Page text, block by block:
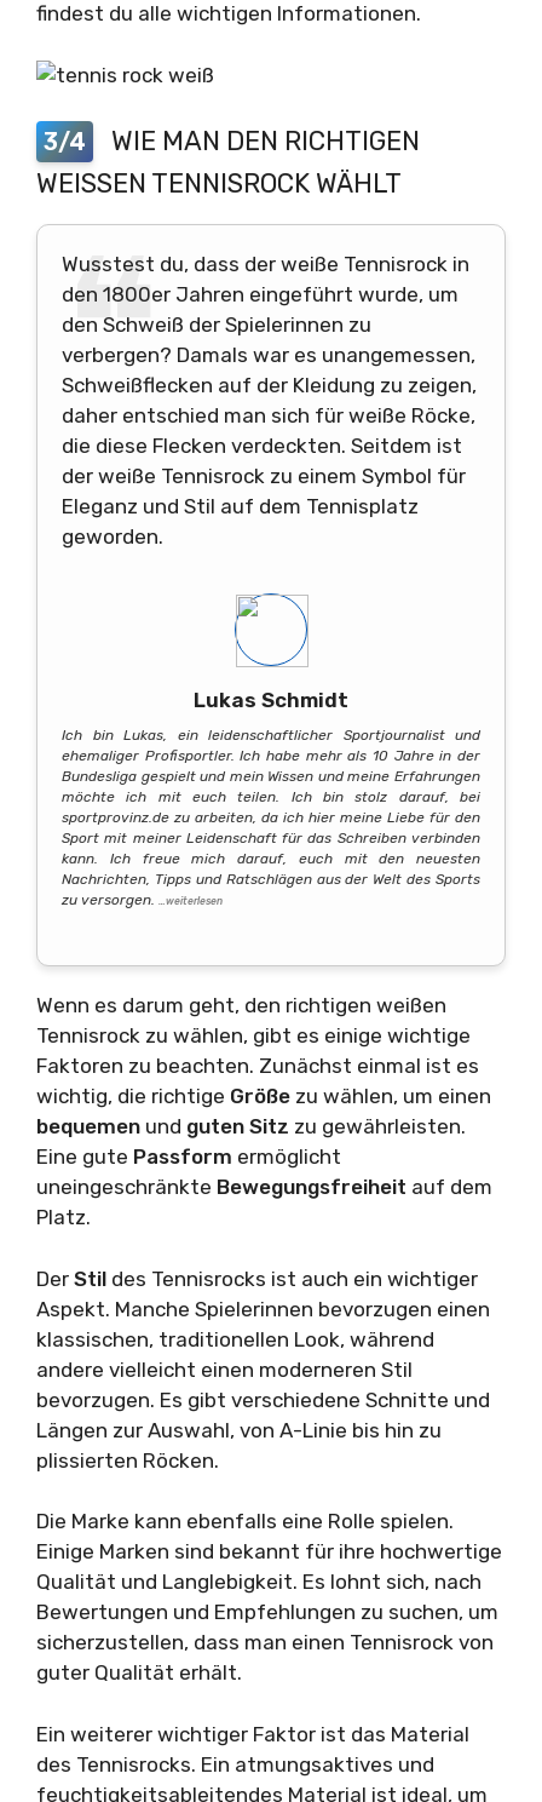
findest du alle wichtigen Informationen.
3/4
WIE MAN DEN RICHTIGEN
WEISSEN TENNISROCK WÄHLT
Wusstest du, dass der weiße Tennisrock in
den 1800er Jahren eingeführt wurde, um
den Schweiß der Spielerinnen zu
verbergen? Damals war es unangemessen,
Schweißflecken auf der Kleidung zu zeigen,
daher entschied man sich für weiße Röcke,
die diese Flecken verdeckten. Seitdem ist
der weiße Tennisrock zu einem Symbol für
Eleganz und Stil auf dem Tennisplatz
geworden.
Lukas Schmidt
Ich bin Lukas, ein leidenschaftlicher Sportjournalist und
ehemaliger Profisportler. Ich habe mehr als 10 Jahre in der
Bundesliga gespielt und mein Wissen und meine Erfahrungen
möchte ich mit euch teilen. Ich bin stolz darauf, bei
sportprovinz.de zu arbeiten, da ich hier meine Liebe für den
Sport mit meiner Leidenschaft für das Schreiben verbinden
kann. Ich freue mich darauf, euch mit den neuesten
Nachrichten, Tipps und Ratschlägen aus der Welt des Sports
zu versorgen.
…weiterlesen
Wenn es darum geht, den richtigen weißen
Tennisrock zu wählen, gibt es einige wichtige
Faktoren zu beachten. Zunächst einmal ist es
wichtig, die richtige Größe zu wählen, um einen
bequemen und guten Sitz zu gewährleisten.
Eine gute Passform ermöglicht
uneingeschränkte Bewegungsfreiheit auf dem
Platz.
Der Stil des Tennisrocks ist auch ein wichtiger
Aspekt. Manche Spielerinnen bevorzugen einen
klassischen, traditionellen Look, während
andere vielleicht einen moderneren Stil
bevorzugen. Es gibt verschiedene Schnitte und
Längen zur Auswahl, von A-Linie bis hin zu
plissierten Röcken.
Die Marke kann ebenfalls eine Rolle spielen.
Einige Marken sind bekannt für ihre hochwertige
Qualität und Langlebigkeit. Es lohnt sich, nach
Bewertungen und Empfehlungen zu suchen, um
sicherzustellen, dass man einen Tennisrock von
guter Qualität erhält.
Ein weiterer wichtiger Faktor ist das Material
des Tennisrocks. Ein atmungsaktives und
feuchtigkeitsableitendes Material ist ideal, um